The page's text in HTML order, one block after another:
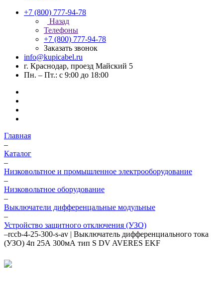
+7 (800) 777-94-78
Назад
Телефоны
+7 (800) 777-94-78
Заказать звонок
info@kupicabel.ru
г. Краснодар, проезд Майский 5
Пн. – Пт.: с 9:00 до 18:00
Главная
–
Каталог
–
Низковольтное и промышленное электрооборудование
–
Низковольтное оборудование
–
Выключатели дифференцальные модульные
–
Устройство защитного отключения (УЗО)
–rccb-4-25-300-s-av | Выключатель дифференциального тока
(УЗО) 4п 25А 300мА тип S DV AVERES EKF